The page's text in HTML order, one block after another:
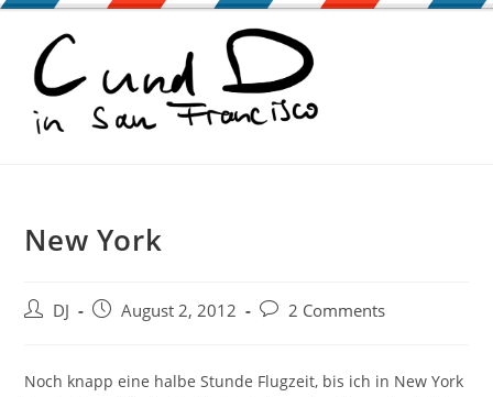
Zum
springen
New York
Beitrags-
DJ
BeitragAugust 2, 2012
Beitrags-
2 Comments
Noch knapp eine halbe Stunde Flugzeit, bis ich in New York